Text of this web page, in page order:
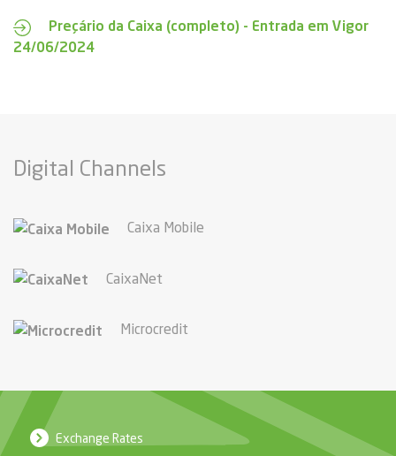
Preçário da Caixa (completo) - Entrada em Vigor
24/06/2024
Digital Channels
Caixa Mobile
CaixaNet
Microcredit
Exchange Rates